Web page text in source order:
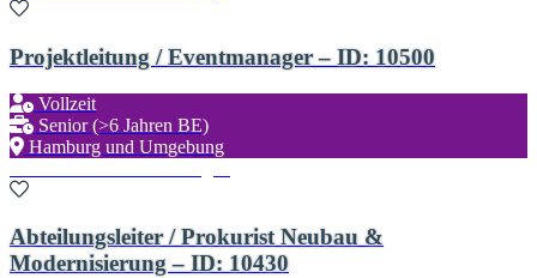
Projektleitung / Eventmanager – ID: 10500
Vollzeit
Senior (>6 Jahren BE)
Hamburg und Umgebung
Abteilungsleiter / Prokurist Neubau &
Modernisierung – ID: 10430